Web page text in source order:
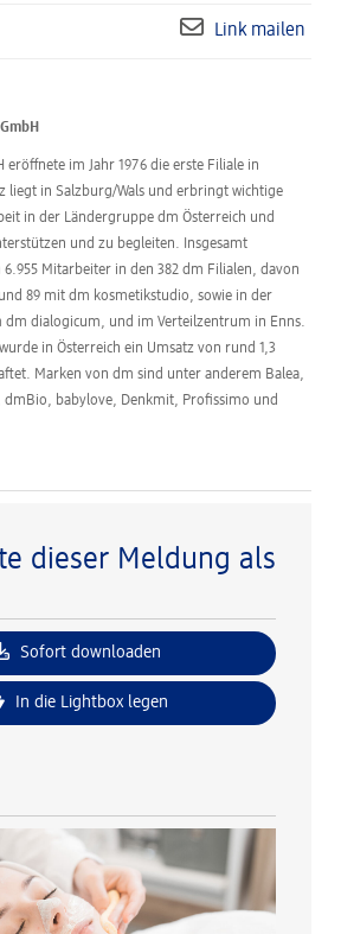
Link mailen
im Jahr 1976 die erste Filiale in
liegt in Salzburg/Wals und erbringt wichtige
in der Ländergruppe dm Österreich und
und zu begleiten. Insgesamt
6.955 Mitarbeiter in den 382 dm Filialen, davon
89 mit dm kosmetikstudio, sowie in der
dm dialogicum, und im Verteilzentrum in Enns.
in Österreich ein Umsatz von rund 1,3
Marken von dm sind unter anderem Balea,
dmBio, babylove, Denkmit, Profissimo und
dieser Meldung als
Sofort downloaden
In die Lightbox legen